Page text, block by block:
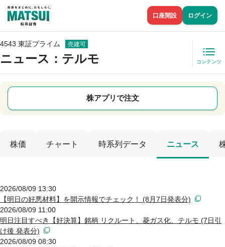
口座開設 ログイン
4543 東証プライム 売建可
ニュース ：テルモ コンテンツ
株アプリで注文
株価 チャート 時系列データ ニュース
2026/08/09 13:30
【明日の好悪材料】を開示情報でチェック！ (8月7日発表分)
2026/08/09 11:00
明日注目すべき【好決算】銘柄 リクルート、菱ガス化、テルモ (7日引
け後 発表分)
2026/08/09 08:30